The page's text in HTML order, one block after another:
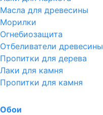
Масла для древесины
Морилки
Огнебиозащита
Отбеливатели древесины
Пропитки для дерева
Лаки для камня
Пропитки для камня
Обои